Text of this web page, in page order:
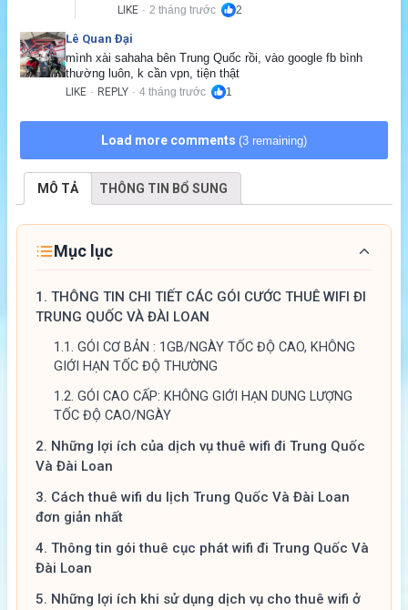
LIKE · 2 tháng trước 2
Lê Quan Đại
mình xài sahaha bên Trung Quốc rồi, vào google fb bình
thường luôn, k cần vpn, tiện thật
LIKE · REPLY · 4 tháng trước 1
Load more comments (3 remaining)
MÔ TẢ THÔNG TIN BỔ SUNG
Mục lục
1. THÔNG TIN CHI TIẾT CÁC GÓI CƯỚC THUÊ WIFI ĐI
TRUNG QUỐC VÀ ĐÀI LOAN
1.1. GÓI CƠ BẢN : 1GB/NGÀY TỐC ĐỘ CAO, KHÔNG
GIỚI HẠN TỐC ĐỘ THƯỜNG
1.2. GÓI CAO CẤP: KHÔNG GIỚI HẠN DUNG LƯỢNG
TỐC ĐỘ CAO/NGÀY
2. Những lợi ích của dịch vụ thuê wifi đi Trung Quốc
Và Đài Loan
3. Cách thuê wifi du lịch Trung Quốc Và Đài Loan
đơn giản nhất
4. Thông tin gói thuê cục phát wifi đi Trung Quốc Và
Đài Loan
5. Những lợi ích khi sử dụng dịch vụ cho thuê wifi ở